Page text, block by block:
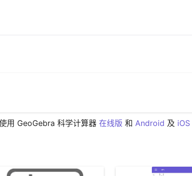
用 GeoGebra 科学计算器 在线版 和 Android 及 iOS